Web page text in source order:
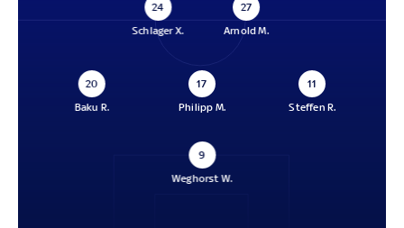
24
Schlager X.
27
Arnold M.
20
Baku R.
17
Philipp M.
11
Steffen R.
9
Weghorst W.